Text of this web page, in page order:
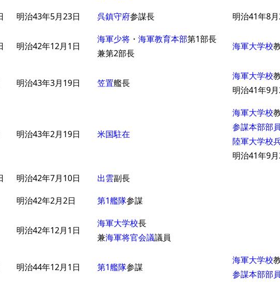
明治43年5月23日 呉鎮守府参謀長 明治41年8
明治42年12月1日
海軍少将 ・ 海軍教育本部第1部長
兼第2部長
海軍大学校
明治43年3月19日 笠置艦長
海軍大学校
明治41年9
明治43年2月19日 米国駐在
海軍大学校
参謀本部部員
陸軍大学校
明治41年9
明治42年7月10日 出雲副長
明治42年2月2日 第1艦隊参謀
明治42年12月1日
海軍大学校長
兼海軍将官会議議員
明治44年12月1日 第1艦隊参謀
海軍大学校
参謀本部部員